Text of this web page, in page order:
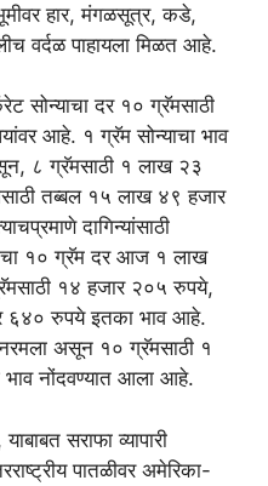
हार, मंगळसूत्र, कडे,
वर्दळ पाहायला मिळत आहे.
सोन्याचा दर १० ग्रॅमसाठी
आहे. १ ग्रॅम सोन्याचा भाव
८ ग्रॅमसाठी १ लाख २३
तब्बल १५ लाख ४९ हजार
दागिन्यांसाठी
१० ग्रॅम दर आज १ लाख
१४ हजार २०५ रुपये,
६४० रुपये इतका भाव आहे.
नरमला असून १० ग्रॅमसाठी १
नोंदवण्यात आला आहे.
सराफा व्यापारी
पातळीवर अमेरिका-